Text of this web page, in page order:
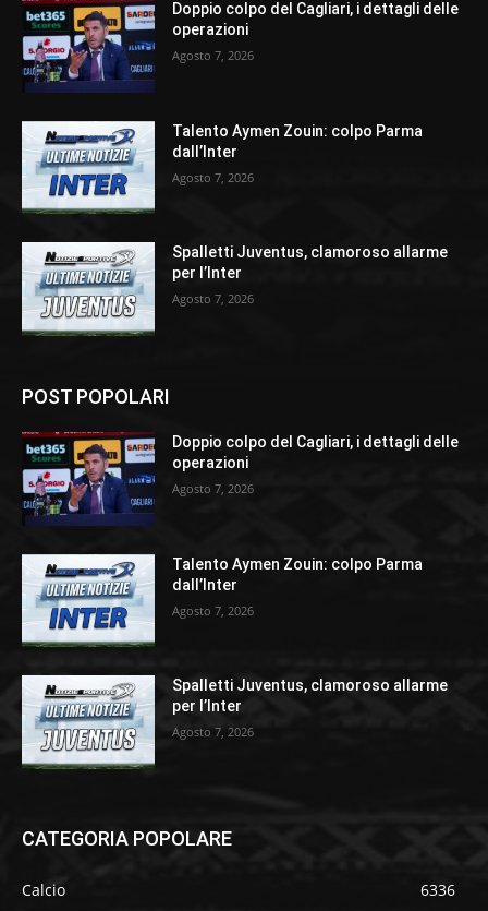
Doppio colpo del Cagliari, i dettagli delle
operazioni
Agosto 7, 2026
Talento Aymen Zouin: colpo Parma
dall’Inter
Agosto 7, 2026
Spalletti Juventus, clamoroso allarme
per l’Inter
Agosto 7, 2026
POST POPOLARI
Doppio colpo del Cagliari, i dettagli delle
operazioni
Agosto 7, 2026
Talento Aymen Zouin: colpo Parma
dall’Inter
Agosto 7, 2026
Spalletti Juventus, clamoroso allarme
per l’Inter
Agosto 7, 2026
CATEGORIA POPOLARE
Calcio
6336